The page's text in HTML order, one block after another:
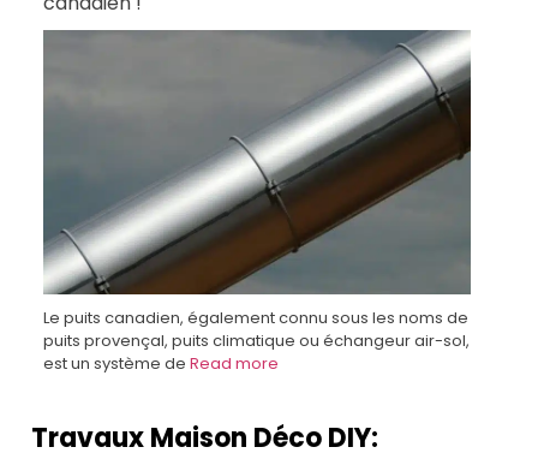
Le puits canadien, également connu sous les noms de
puits provençal, puits climatique ou échangeur air-sol,
est un système de Read more
Travaux Maison Déco DIY: